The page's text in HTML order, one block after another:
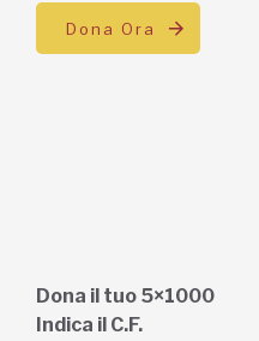
Dona Ora
Dona il tuo 5×1000
Indica il C.F.